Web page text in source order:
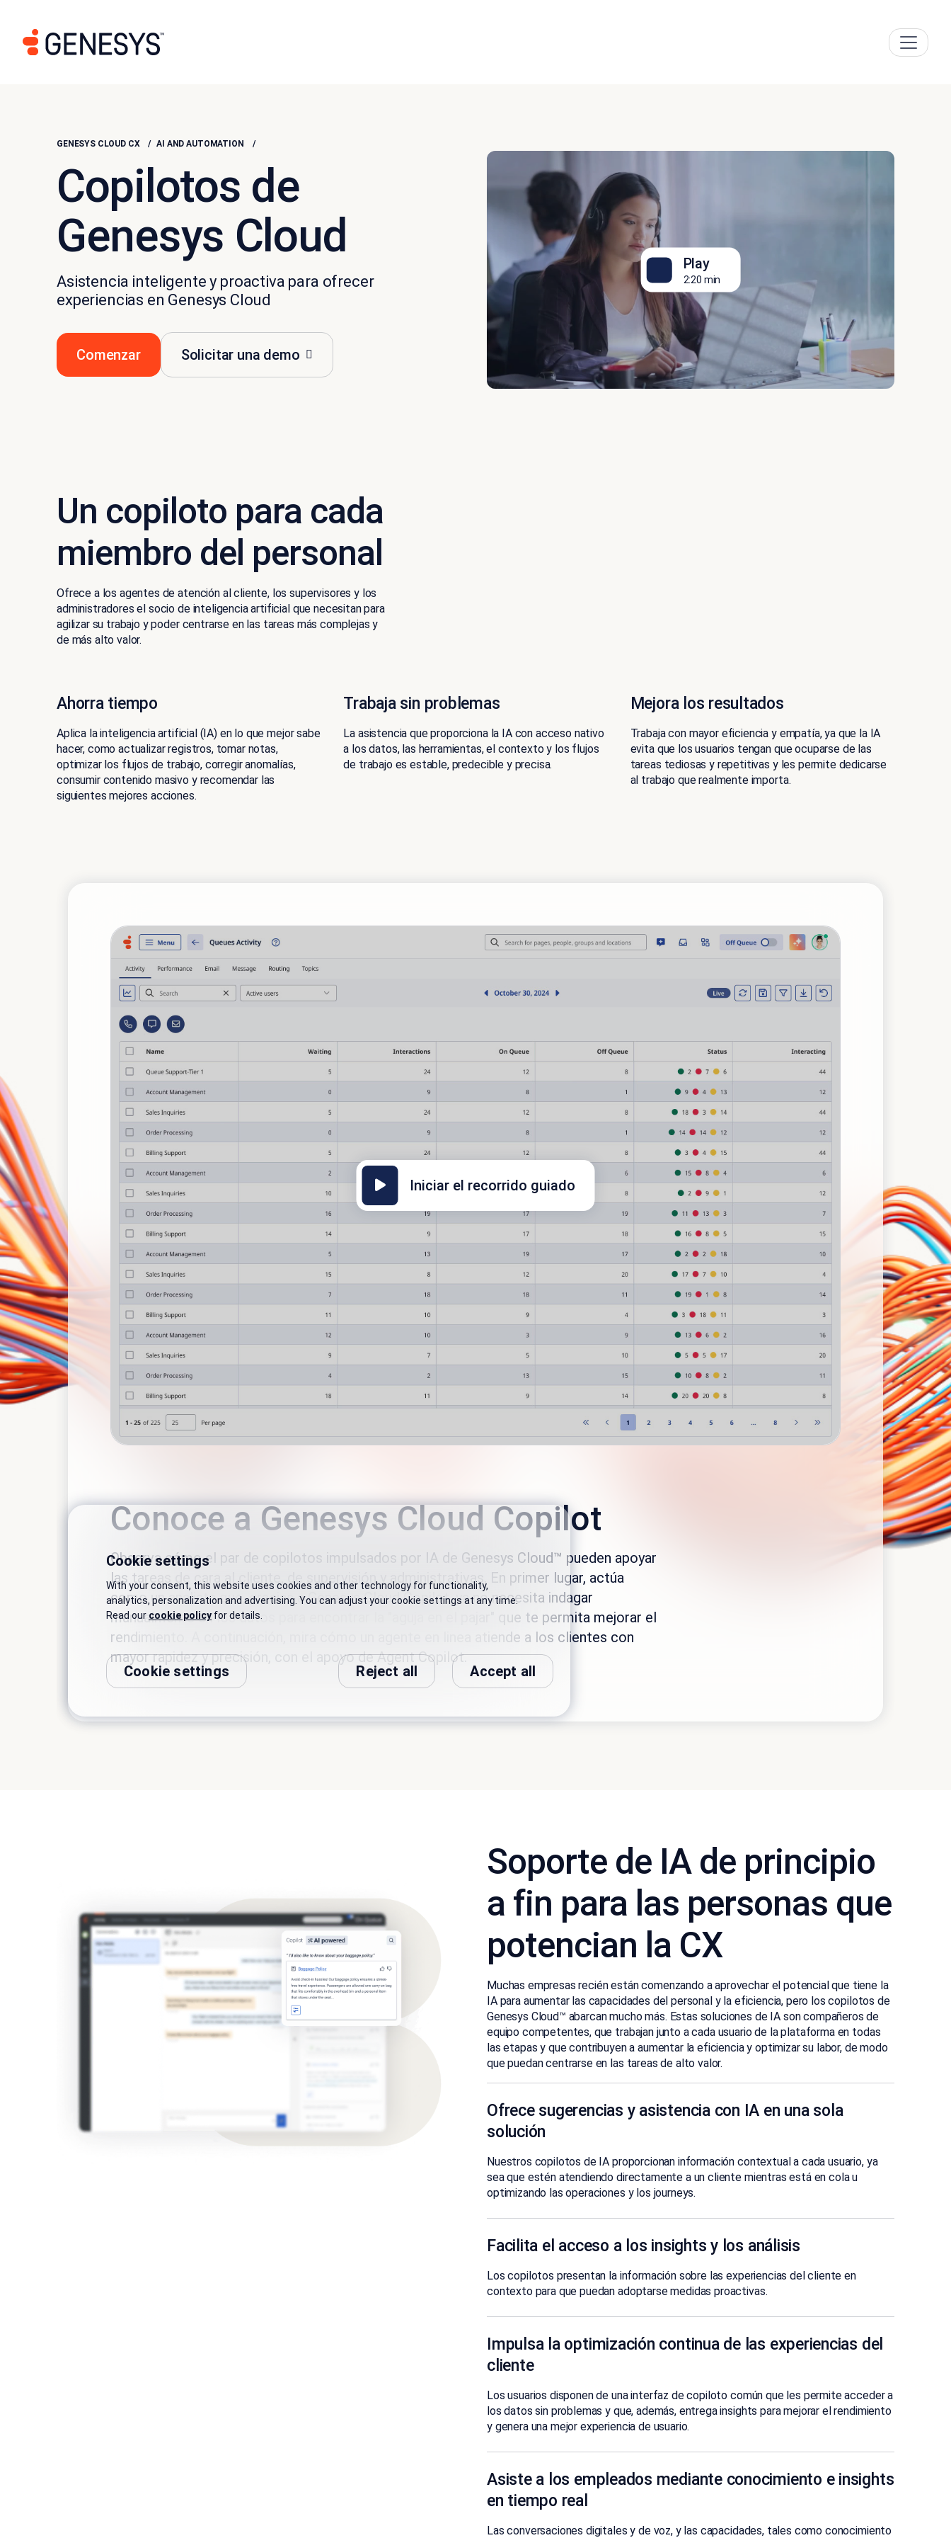
GENESYS CLOUD CX AI AND AUTOMATION
Copilotos de
Genesys Cloud
Asistencia inteligente y proactiva para ofrecer
experiencias en Genesys Cloud
Comenzar Solicitar una demo
Play
2:20 min
Un copiloto para cada
miembro del personal
Ofrece a los agentes de atención al cliente, los supervisores y los
administradores el socio de inteligencia artificial que necesitan para
agilizar su trabajo y poder centrarse en las tareas más complejas y
de más alto valor.
Ahorra tiempo
Aplica la inteligencia artificial (IA) en lo que mejor sabe
hacer, como actualizar registros, tomar notas,
optimizar los flujos de trabajo, corregir anomalías,
consumir contenido masivo y recomendar las
siguientes mejores acciones.
Trabaja sin problemas
La asistencia que proporciona la IA con acceso nativo
a los datos, las herramientas, el contexto y los flujos
de trabajo es estable, predecible y precisa.
Mejora los resultados
Trabaja con mayor eficiencia y empatía, ya que la IA
evita que los usuarios tengan que ocuparse de las
tareas tediosas y repetitivas y les permite dedicarse
al trabajo que realmente importa.
Soporte de IA de principio
a fin para las personas que
potencian la CX
Muchas empresas recién están comenzando a aprovechar el potencial que tiene la
IA para aumentar las capacidades del personal y la eficiencia, pero los copilotos de
Genesys Cloud™ abarcan mucho más. Estas soluciones de IA son compañeros de
equipo competentes, que trabajan junto a cada usuario de la plataforma en todas
las etapas y que contribuyen a aumentar la eficiencia y optimizar su labor, de modo
que puedan centrarse en las tareas de alto valor.
Ofrece sugerencias y asistencia con IA en una sola
solución
Nuestros copilotos de IA proporcionan información contextual a cada usuario, ya
sea que estén atendiendo directamente a un cliente mientras está en cola u
optimizando las operaciones y los journeys.
Facilita el acceso a los insights y los análisis
Los copilotos presentan la información sobre las experiencias del cliente en
contexto para que puedan adoptarse medidas proactivas.
Impulsa la optimización continua de las experiencias del
cliente
Los usuarios disponen de una interfaz de copiloto común que les permite acceder a
los datos sin problemas y que, además, entrega insights para mejorar el rendimiento
y genera una mejor experiencia de usuario.
Asiste a los empleados mediante conocimiento e insights
en tiempo real
Las conversaciones digitales y de voz, y las capacidades, tales como conocimiento